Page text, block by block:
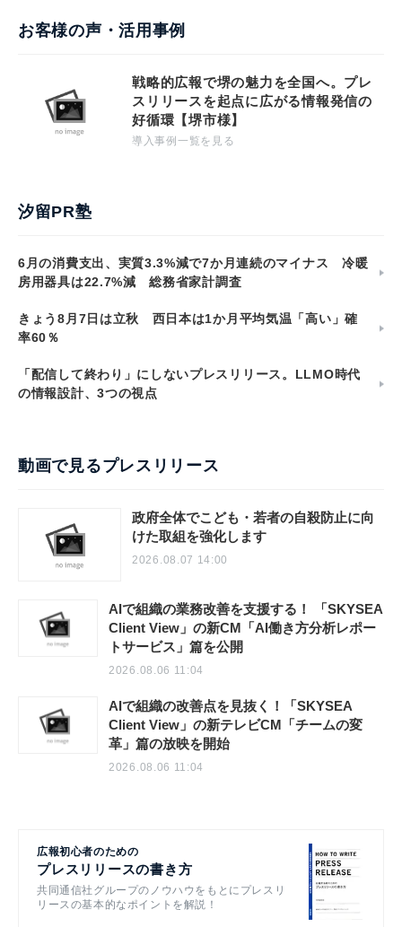
お客様の声・活用事例
戦略的広報で堺の魅力を全国へ。プレ
スリリースを起点に広がる情報発信の
好循環【堺市様】
導入事例一覧を見る
汐留PR塾
6月の消費支出、実質3.3%減で7か月連続のマイナス 冷暖
房用器具は22.7%減 総務省家計調査
きょう8月7日は立秋 西日本は1か月平均気温「高い」確
率60％
「配信して終わり」にしないプレスリリース。LLMO時代
の情報設計、3つの視点
動画で見るプレスリリース
政府全体でこども・若者の自殺防止に向
けた取組を強化します
2026.08.07 14:00
AIで組織の業務改善を支援する！ 「SKYSEA
Client View」の新CM「AI働き方分析レポー
トサービス」篇を公開
2026.08.06 11:04
AIで組織の改善点を見抜く！「SKYSEA
Client View」の新テレビCM「チームの変
革」篇の放映を開始
2026.08.06 11:04
広報初心者のための
プレスリリースの書き方
共同通信社グループのノウハウをもとにプレスリ
リースの基本的なポイントを解説！